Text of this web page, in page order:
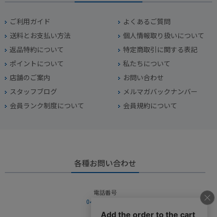
ご利用ガイド
よくあるご質問
送料とお支払い方法
個人情報取り扱いについて
返品特約について
特定商取引に関する表記
ポイントについて
私たちについて
店舗のご案内
お問い合わせ
スタッフブログ
メルマガバックナンバー
会員ランク制度について
会員規約について
各種お問い合わせ
電話番号
045-949-2451